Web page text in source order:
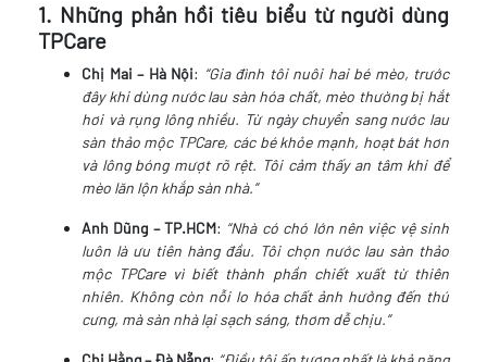
1. Những phản hồi tiêu biểu từ người dùng
TPCare
Chị Mai – Hà Nội: “Gia đình tôi nuôi hai bé mèo, trước
đây khi dùng nước lau sàn hóa chất, mèo thường bị hắt
hơi và rụng lông nhiều. Từ ngày chuyển sang nước lau
sàn thảo mộc TPCare, các bé khỏe mạnh, hoạt bát hơn
và lông bóng mượt rõ rệt. Tôi cảm thấy an tâm khi để
mèo lăn lộn khắp sàn nhà.”
Anh Dũng – TP.HCM: “Nhà có chó lớn nên việc vệ sinh
luôn là ưu tiên hàng đầu. Tôi chọn nước lau sàn thảo
mộc TPCare vì biết thành phần chiết xuất từ thiên
nhiên. Không còn nỗi lo hóa chất ảnh hưởng đến thú
cưng, mà sàn nhà lại sạch sáng, thơm dễ chịu.”